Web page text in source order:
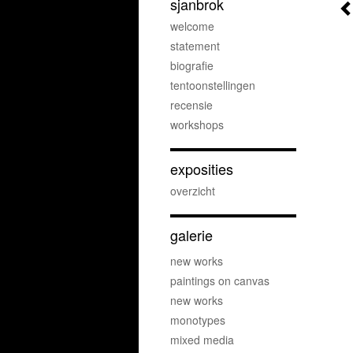
sjanbrok
welcome
statement
biografie
tentoonstellingen
recensie
workshops
exposities
overzicht
galerie
new works
paintings on canvas
new works
monotypes
mixed media